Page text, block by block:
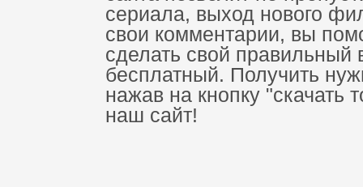
сериала, выход нового
свои комментарии, вы
сделать свой
бесплатный. Получить
нажав на кнопку "скачать
наш сайт!